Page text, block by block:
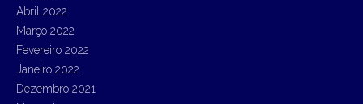
Abril 2022
Março 2022
Fevereiro 2022
Janeiro 2022
Dezembro 2021